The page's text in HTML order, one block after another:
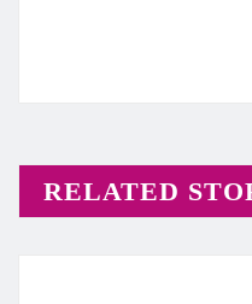
RELATED